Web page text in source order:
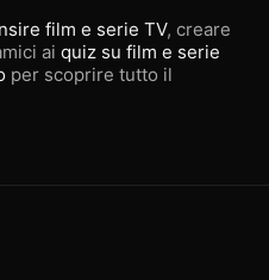
film e serie TV, creare
ai quiz su film e serie
per scoprire tutto il